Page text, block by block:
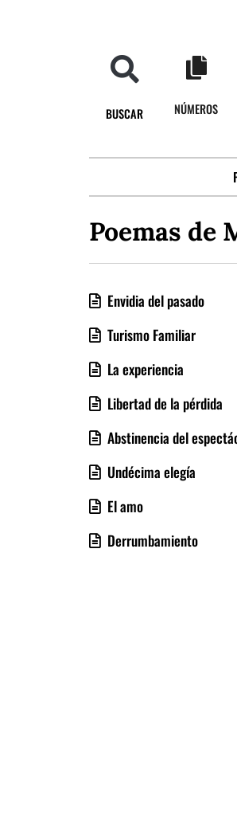
BUSCAR NÚMEROS
Poemas de
Envidia del pasado
Turismo Familiar
La experiencia
Libertad de la pérdida
Abstinencia del
Undécima elegía
El amo
Derrumbamiento